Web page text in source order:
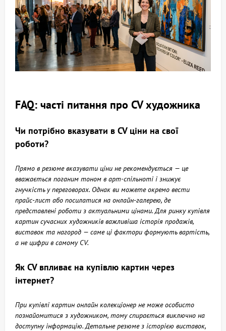
FAQ: часті питання про CV художника
Чи потрібно вказувати в CV ціни на свої
роботи?
Прямо в резюме вказувати ціни не рекомендується — це
вважається поганим тоном в арт-спільноті і знижує
гнучкість у переговорах. Однак ви можете окремо вести
прайс-лист або посилатися на онлайн-галерею, де
представлені роботи з актуальними цінами. Для ринку купівля
картин сучасних художників важливіша історія продажів,
виставок та нагород — саме ці фактори формують вартість,
а не цифри в самому CV.
Як CV впливає на купівлю картин через
інтернет?
При купівлі картин онлайн колекціонер не може особисто
познайомитися з художником, тому спирається виключно на
доступну інформацію. Детальне резюме з історією виставок,